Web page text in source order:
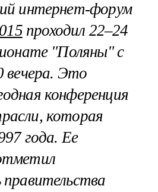
интернет-форум
проходил 22–24
"Поляны" с
вечера. Это
конференция
которая
года. Ее
правительства